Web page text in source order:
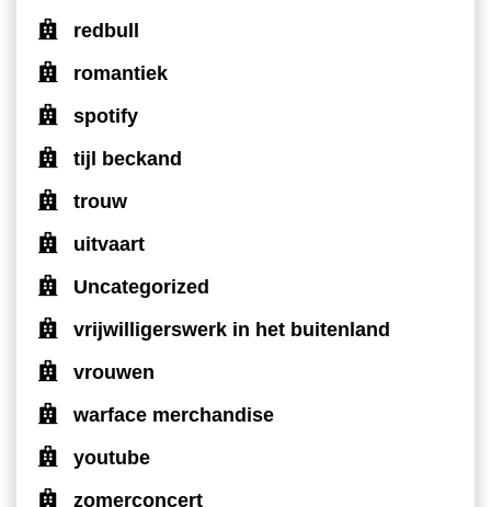
redbull
romantiek
spotify
tijl beckand
trouw
uitvaart
Uncategorized
vrijwilligerswerk in het buitenland
vrouwen
warface merchandise
youtube
zomerconcert